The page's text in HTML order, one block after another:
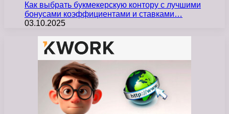
Как выбрать букмекерскую контору с лучшими
бонусами коэффициентами и ставками…
03.10.2025